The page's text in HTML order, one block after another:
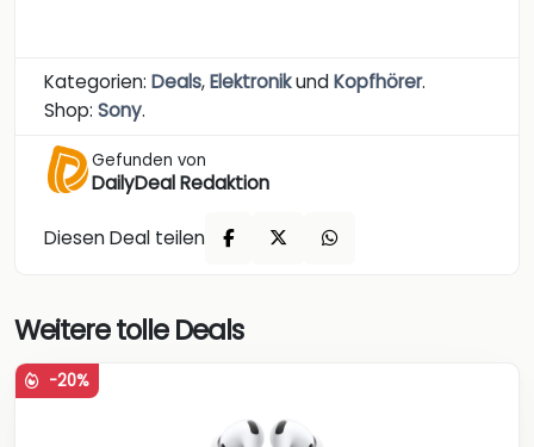
Kategorien: Deals,ElektronikundKopfhörer.
Shop: Sony.
Gefunden von
DailyDeal Redaktion
Diesen Deal teilen
Weitere tolle Deals
-20%